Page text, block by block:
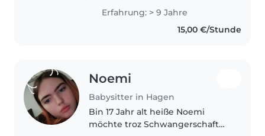
jährige Sohn meines Partners
regelmäßig die Wochenenden
Erfahrung: > 9 Jahre
15,00 €/Stunde
Noemi
Babysitter in Hagen
Bin 17 Jahr alt heiße Noemi
möchte troz Schwangerschaft